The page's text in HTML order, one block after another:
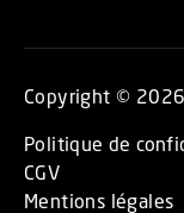
Copyright © 2026
Politique de
CGV
Mentions légales